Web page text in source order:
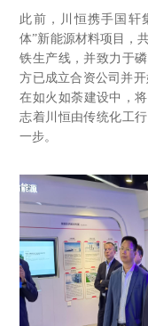
此前，川恒携手国轩
体”新能源材料项目，
铁生产线，并致力于
方已成立合资公司并
在如火如荼建设中，
志着川恒由传统化工
一步。